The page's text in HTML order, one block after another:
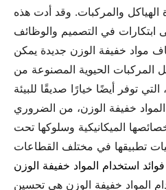
والمركبات. وقد أدت هذه
مواد خفيفة الوزن جديدة يمكن
المركبات الحيوية المصنوعة من
خفيفة الوزن، من الضروري
الميكانيكية وسلوكها تحت
فوائد استخدام المواد خفيفة الوزن
المواد خفيفة الوزن هي تحسين